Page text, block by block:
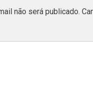
não será publicado.